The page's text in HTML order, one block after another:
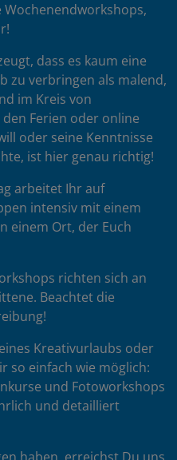
dass es kaum eine
zu verbringen als malend,
im Kreis von
Ferien oder online
oder seine Kenntnisse
ist hier genau richtig!
arbeitet Ihr auf
intensiv mit einem
einem Ort, der Euch
richten sich an
Beachtet die
Kreativurlaubs oder
so einfach wie möglich:
und Fotoworkshops
und detailliert